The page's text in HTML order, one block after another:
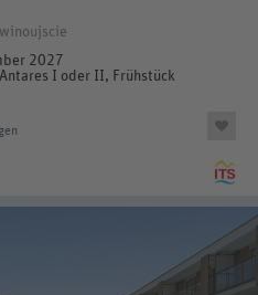
2027
I oder II, Frühstück